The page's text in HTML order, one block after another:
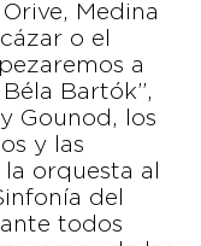
Medina
o el
a
Bartók”,
Gounod, los
y las
orquesta al
del
todos